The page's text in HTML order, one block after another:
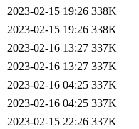
2023-02-15 19:26 338K
2023-02-15 19:26 338K
2023-02-16 13:27 337K
2023-02-16 13:27 337K
2023-02-16 04:25 337K
2023-02-16 04:25 337K
2023-02-15 22:26 337K